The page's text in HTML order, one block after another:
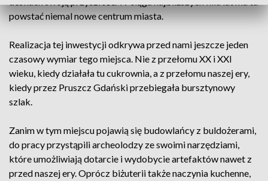
powstać niemal nowe centrum miasta.
Realizacja tej inwestycji odkrywa przed nami jeszcze jeden
czasowy wymiar tego miejsca. Nie z przełomu XX i XXI
wieku, kiedy działała tu cukrownia, a z przełomu naszej ery,
kiedy przez Pruszcz Gdański przebiegała bursztynowy
szlak.
Zanim w tym miejscu pojawią się budowlańcy z buldożerami,
do pracy przystąpili archeolodzy ze swoimi narzędziami,
które umożliwiają dotarcie i wydobycie artefaktów nawet z
przed naszej ery. Oprócz biżuterii także naczynia kuchenne,